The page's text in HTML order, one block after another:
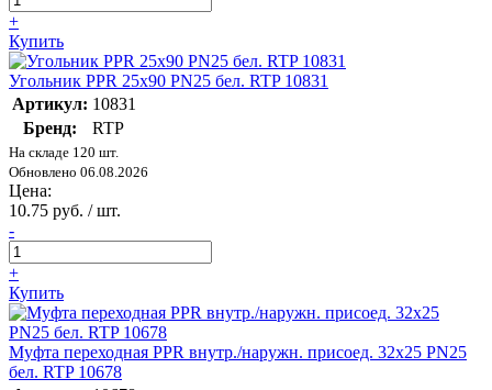
+
Купить
Угольник PPR 25х90 PN25 бел. RTP 10831
Артикул: 10831
Бренд:
RTP
На складе 120 шт.
Обновлено 06.08.2026
Цена:
10.75 руб. / шт.
-
+
Купить
Муфта переходная PPR внутр./наружн. присоед. 32х25 PN25
бел. RTP 10678